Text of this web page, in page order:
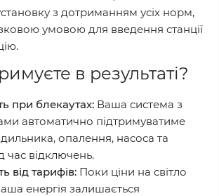
з дотриманням усіх норм,
умовою для введення станції
в результаті?
при блекаутах: Ваша система з
автоматично підтримуватиме
опалення, насоса та
час відключень.
від тарифів: Поки ціни на світло
енергія залишається